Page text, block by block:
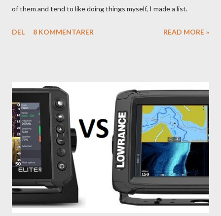
of them and tend to like doing things myself, I made a list.
DEL 8 KOMMENTARER READ MORE »